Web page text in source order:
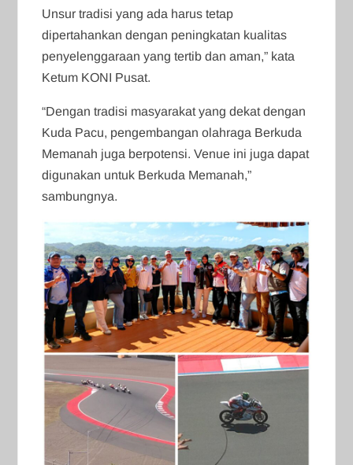
Unsur tradisi yang ada harus tetap
dipertahankan dengan peningkatan kualitas
penyelenggaraan yang tertib dan aman,” kata
Ketum KONI Pusat.
“Dengan tradisi masyarakat yang dekat dengan
Kuda Pacu, pengembangan olahraga Berkuda
Memanah juga berpotensi. Venue ini juga dapat
digunakan untuk Berkuda Memanah,”
sambungnya.